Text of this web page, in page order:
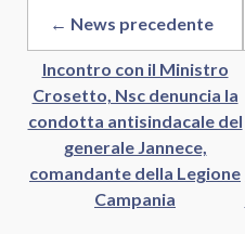
← News precedente
Incontro con il Ministro
Crosetto, Nsc denuncia la
condotta antisindacale del
generale Jannece,
comandante della Legione
Campania